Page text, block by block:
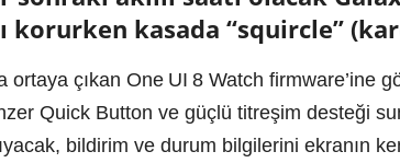
korurken kasada “squircle”
ortaya çıkan One UI 8 Watch
Quick Button ve güçlü titreşim desteği
bildirim ve durum bilgilerini ekranın